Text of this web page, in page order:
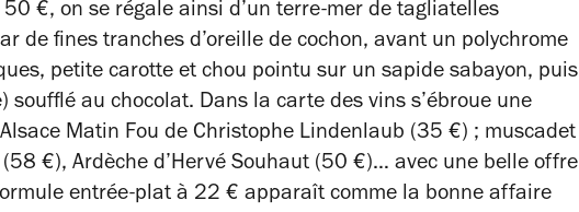
€, on se régale ainsi d’un terre-mer de tagliatelles
de fines tranches d’oreille de cochon, avant un polychrome
petite carotte et chou pointu sur un sapide sabayon, puis
soufflé au chocolat. Dans la carte des vins s’ébroue une
Matin Fou de Christophe Lindenlaub (35 €) ; muscadet
€), Ardèche d’Hervé Souhaut (50 €)… avec une belle offre
entrée-plat à 22 € apparaît comme la bonne affaire